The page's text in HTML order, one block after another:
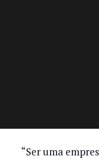
“Ser uma